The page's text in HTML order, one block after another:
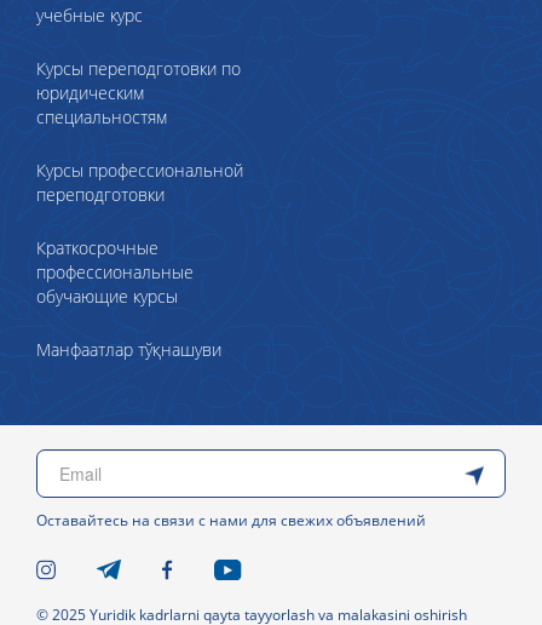
учебные курс
Курсы переподготовки по
юридическим
специальностям
Курсы профессиональной
переподготовки
Краткосрочные
профессиональные
обучающие курсы
Манфаатлар тўқнашуви
Оставайтесь на связи с нами для свежих объявлений
© 2025 Yuridik kadrlarni qayta tayyorlash va malakasini oshirish